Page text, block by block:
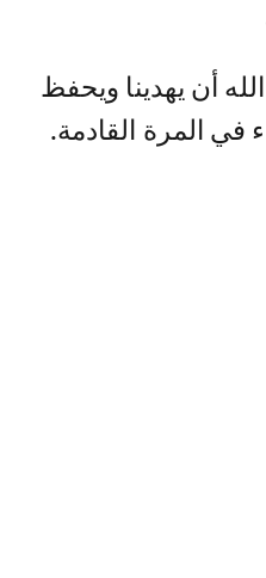
أن يهدينا ويحفظ
في المرة القادمة.